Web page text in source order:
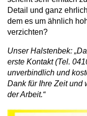
Detail und ganz
dem es um ähnlich
verzichten?
Unser Halstenbek:
erste Kontakt (Tel.
unverbindlich und
Dank für Ihre Zeit und
der Arbeit.“